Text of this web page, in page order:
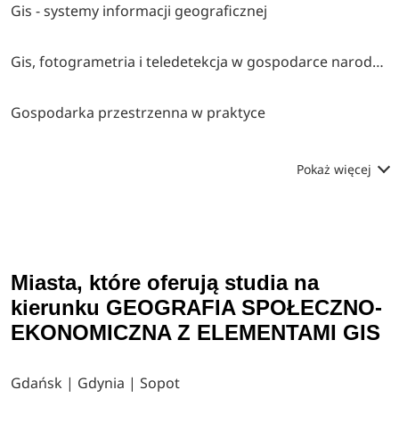
Gis - systemy informacji geograficznej
Gis, fotogrametria i teledetekcja w gospodarce narodowej, obronie kraju i ochronie środowiska
Gospodarka przestrzenna w praktyce
Pokaż więcej
Miasta, które oferują studia na
kierunku GEOGRAFIA SPOŁECZNO-
EKONOMICZNA Z ELEMENTAMI GIS
Gdańsk | Gdynia | Sopot